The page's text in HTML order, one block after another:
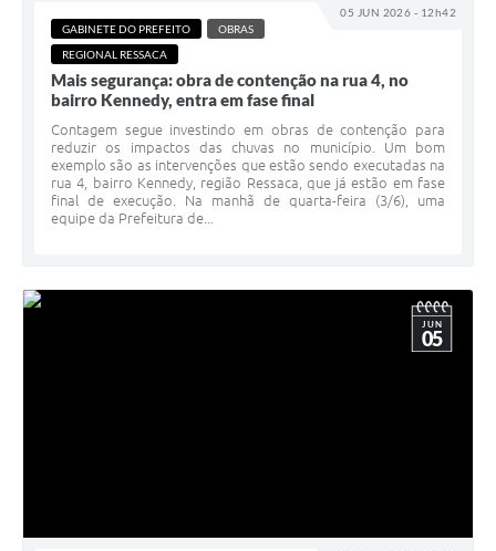
05 JUN 2026 - 12h42
GABINETE DO PREFEITO
OBRAS
REGIONAL RESSACA
Mais segurança: obra de contenção na rua 4, no
bairro Kennedy, entra em fase final
Contagem segue investindo em obras de contenção para
reduzir os impactos das chuvas no município. Um bom
exemplo são as intervenções que estão sendo executadas na
rua 4, bairro Kennedy, região Ressaca, que já estão em fase
final de execução. Na manhã de quarta-feira (3/6), uma
equipe da Prefeitura de...
JUN
05